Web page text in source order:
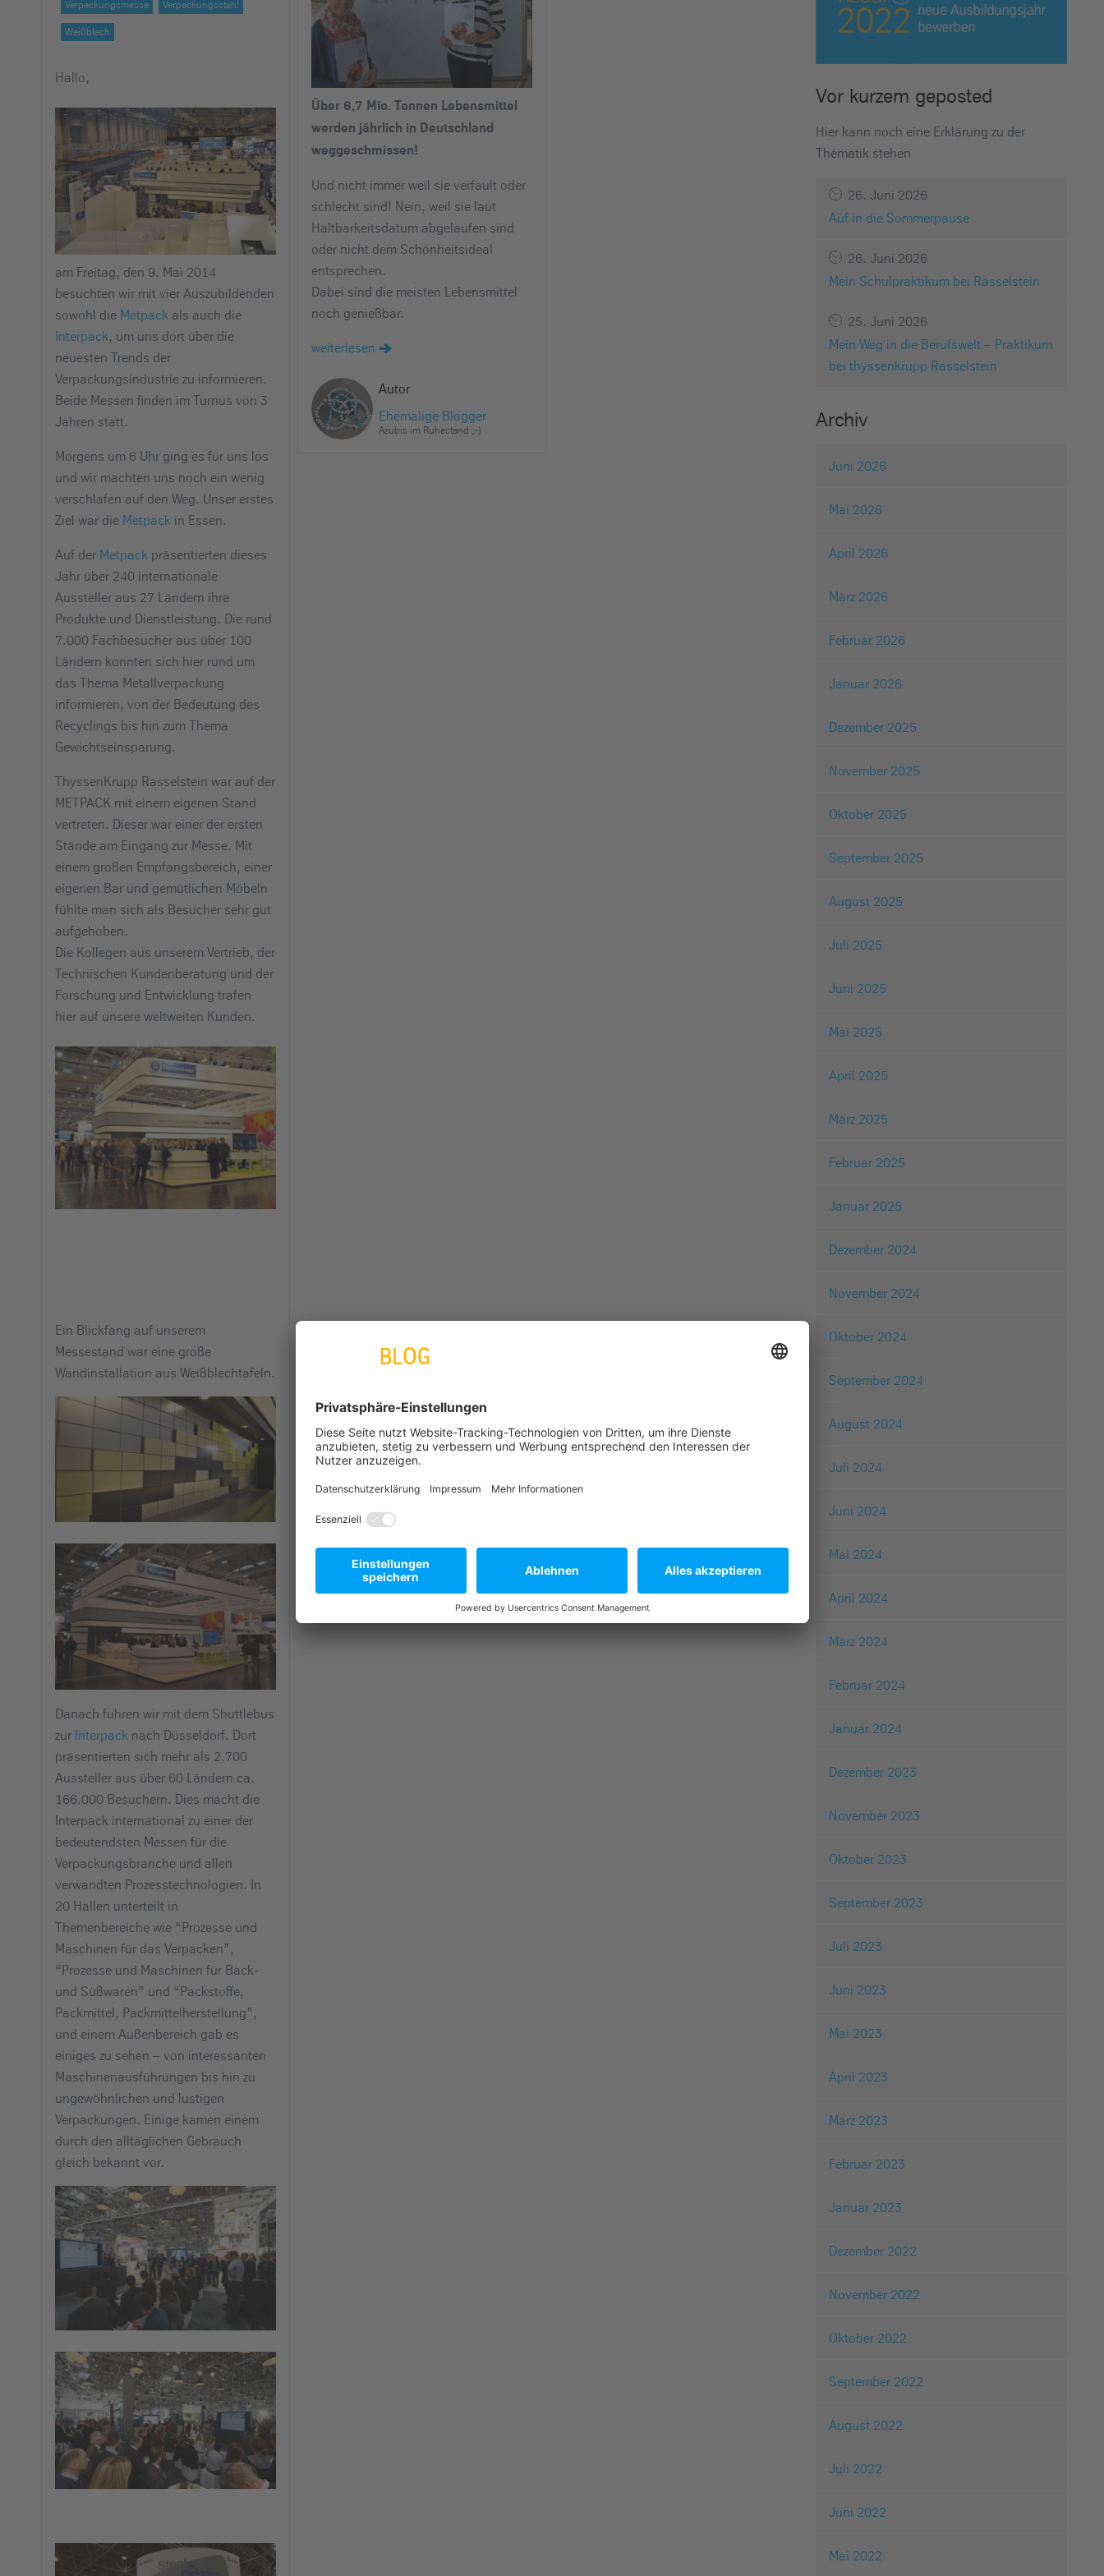
Verpackungsmesse Verpackungsstahl
Weißblech
Hallo,
am Freitag, den 9. Mai 2014
besuchten wir mit vier Auszubildenden
sowohl die Metpack als auch die
Interpack, um uns dort über die
neuesten Trends der
Verpackungsindustrie zu informieren.
Beide Messen finden im Turnus von 3
Jahren statt.
Morgens um 6 Uhr ging es für uns los
und wir machten uns noch ein wenig
verschlafen auf den Weg. Unser erstes
Ziel war die Metpack in Essen.
Auf der Metpack präsentierten dieses
Jahr über 240 internationale
Aussteller aus 27 Ländern ihre
Produkte und Dienstleistung. Die rund
7.000 Fachbesucher aus über 100
Ländern konnten sich hier rund um
das Thema Metallverpackung
informieren, von der Bedeutung des
Recyclings bis hin zum Thema
Gewichtseinsparung.
ThyssenKrupp Rasselstein war auf der
METPACK mit einem eigenen Stand
vertreten. Dieser war einer der ersten
Stände am Eingang zur Messe. Mit
einem großen Empfangsbereich, einer
eigenen Bar und gemütlichen Möbeln
fühlte man sich als Besucher sehr gut
aufgehoben.
Die Kollegen aus unserem Vertrieb, der
Technischen Kundenberatung und der
Forschung und Entwicklung trafen
hier auf unsere weltweiten Kunden.
Ein Blickfang auf unserem
Messestand war eine große
Wandinstallation aus Weißblechtafeln.
Danach fuhren wir mit dem Shuttlebus
zur Interpack nach Düsseldorf. Dort
präsentierten sich mehr als 2.700
Aussteller aus über 60 Ländern ca.
166.000 Besuchern. Dies macht die
Interpack international zu einer der
bedeutendsten Messen für die
Verpackungsbranche und allen
verwandten Prozesstechnologien. In
20 Hallen unterteilt in
Themenbereiche wie “Prozesse und
Maschinen für das Verpacken”,
“Prozesse und Maschinen für Back-
und Süßwaren” und “Packstoffe,
Packmittel, Packmittelherstellung”,
und einem Außenbereich gab es
einiges zu sehen – von interessanten
Maschinenausführungen bis hin zu
ungewöhnlichen und lustigen
Verpackungen. Einige kamen einem
durch den alltäglichen Gebrauch
gleich bekannt vor.
Über 6,7 Mio. Tonnen Lebensmittel
werden jährlich in Deutschland
weggeschmissen!
Und nicht immer weil sie verfault oder
schlecht sind! Nein, weil sie laut
Haltbarkeitsdatum abgelaufen sind
oder nicht dem Schönheitsideal
entsprechen.
Dabei sind die meisten Lebensmittel
noch genießbar.
weiterlesen
Autor
Ehemalige Blogger
Azubis im Ruhestand ;-)
Vor kurzem geposted
Hier kann noch eine Erklärung zu der
Thematik stehen
26. Juni 2026
Auf in die Sommerpause
26. Juni 2026
Mein Schulpraktikum bei Rasselstein
25. Juni 2026
Mein Weg in die Berufswelt – Praktikum
bei thyssenkrupp Rasselstein
Archiv
Juni 2026
Mai 2026
April 2026
März 2026
Februar 2026
Januar 2026
Dezember 2025
November 2025
Oktober 2025
September 2025
August 2025
Juli 2025
Juni 2025
Mai 2025
April 2025
März 2025
Februar 2025
Januar 2025
Dezember 2024
November 2024
Oktober 2024
September 2024
August 2024
Juli 2024
Juni 2024
Mai 2024
April 2024
März 2024
Februar 2024
Januar 2024
Dezember 2023
November 2023
Oktober 2023
September 2023
Juli 2023
Juni 2023
Mai 2023
April 2023
März 2023
Februar 2023
Januar 2023
Dezember 2022
November 2022
Oktober 2022
September 2022
August 2022
Juli 2022
Juni 2022
Mai 2022